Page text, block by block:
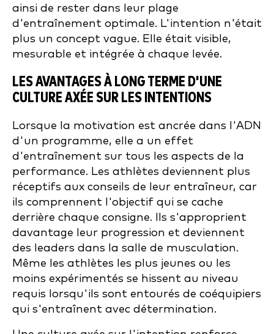
ainsi de rester dans leur plage
d'entraînement optimale. L'intention n'était
plus un concept vague. Elle était visible,
mesurable et intégrée à chaque levée.
LES AVANTAGES À LONG TERME D'UNE
CULTURE AXÉE SUR LES INTENTIONS
Lorsque la motivation est ancrée dans l'ADN
d'un programme, elle a un effet
d'entraînement sur tous les aspects de la
performance. Les athlètes deviennent plus
réceptifs aux conseils de leur entraîneur, car
ils comprennent l'objectif qui se cache
derrière chaque consigne. Ils s'approprient
davantage leur progression et deviennent
des leaders dans la salle de musculation.
Même les athlètes les plus jeunes ou les
moins expérimentés se hissent au niveau
requis lorsqu'ils sont entourés de coéquipiers
qui s'entraînent avec détermination.